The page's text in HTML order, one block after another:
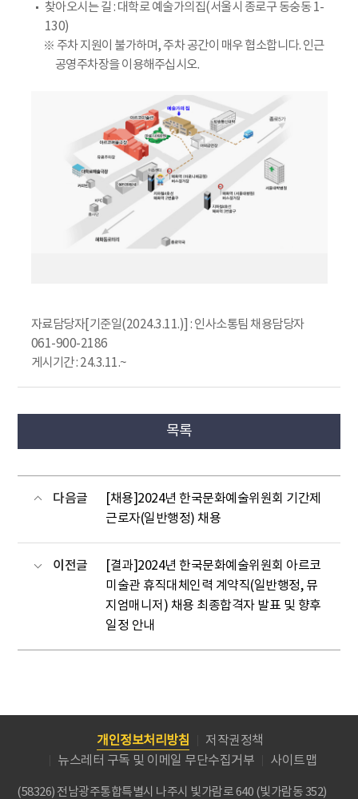
찾아오시는 길 : 대학로 예술가의집(서울시 종로구 동숭동 1-
130)
※ 주차 지원이 불가하며, 주차 공간이 매우 협소합니다. 인근
공영주차장을 이용해주십시오.
자료담당자[기준일(2024.3.11.)] : 인사소통팀 채용담당자
061-900-2186
게시기간 : 24.3.11.~
목록
다음글
[채용]2024년 한국문화예술위원회 기간제
근로자(일반행정) 채용
이전글
[결과]2024년 한국문화예술위원회 아르코
미술관 휴직대체인력 계약직(일반행정, 뮤
지엄매니저) 채용 최종합격자 발표 및 향후
일정 안내
개인정보처리방침
저작권정책
뉴스레터 구독 및 이메일 무단수집거부
사이트맵
(58326) 전남광주통합특별시 나주시 빛가람로 640 (빛가람동 352)